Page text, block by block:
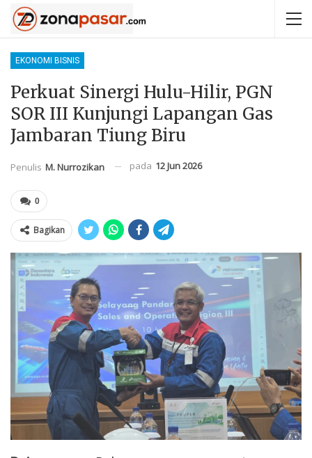
EKONOMI BISNIS
Perkuat Sinergi Hulu-Hilir, PGN
SOR III Kunjungi Lapangan Gas
Jambaran Tiung Biru
Penulis M. Nurrozikan pada 12 Jun 2026
0
Bagikan